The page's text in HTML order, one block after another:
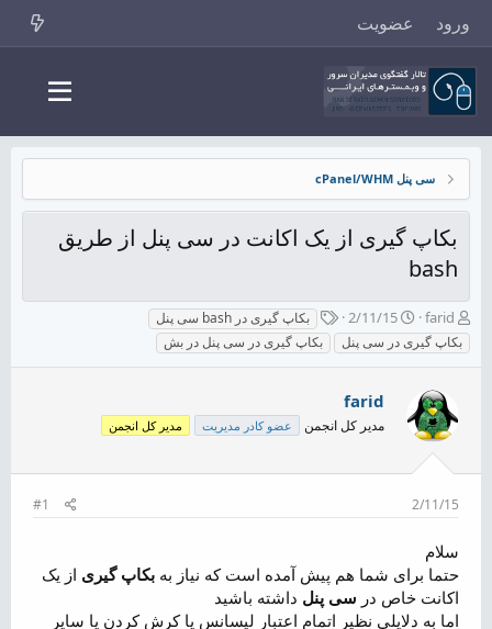
ورود عضویت
سی پنل cPanel/WHM
بکاپ گیری از یک اکانت در سی پنل از طریق
bash
ش
ر
و
ن
ه
و
و
ع
farid
ت
ا
ر
ع
2/11/15
ب
ر
چ
ا
بکاپ گیری در bash سی پنل
بکاپ گیری در سی پنل
بکاپ گیری در سی پنل در بش
farid
مدیر کل انجمن عضو کادر مدیریت مدیر کل انجمن
2/11/15
#1
سلام
حتما برای شما هم پیش آمده است که نیاز به بکاپ گیری از یک
اکانت خاص در سی پنل داشته باشید
اما به دلایلی نظیر اتمام اعتبار لیسانس یا کرش کردن یا سایر